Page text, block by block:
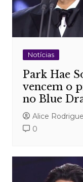
Notícias
Park Hae
vencem o
no Blue
Alice
0